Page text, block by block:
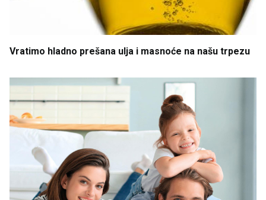
Vratimo hladno prešana ulja i masnoće na našu trpezu